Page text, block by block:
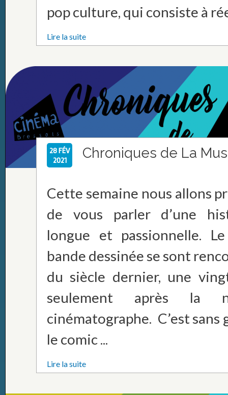
pop culture, qui consiste à
Lire la suite
28 FÉV
2021
Chroniques de La
Cette semaine nous allons
de vous parler d’une
longue et passionnelle.
bande dessinée se sont
du siècle dernier, une
seulement après la
cinématographe. C’est sans
le comic ...
Lire la suite